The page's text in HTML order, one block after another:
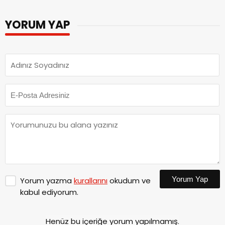
YORUM YAP
Yorum yazma kurallarınıokudum ve
kabul ediyorum.
Yorum Yap
Henüz bu içeriğe yorum yapılmamış.